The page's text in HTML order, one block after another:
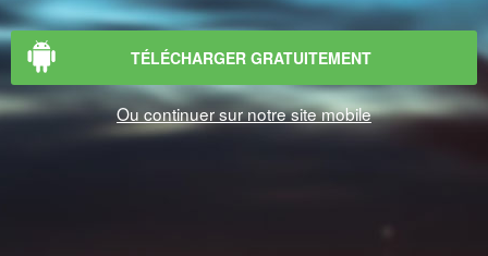
TÉLÉCHARGER GRATUITEMENT
Ou continuer sur notre site mobile